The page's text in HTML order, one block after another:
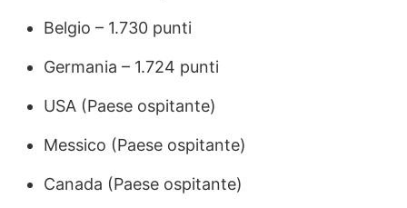
Belgio – 1.730 punti
Germania – 1.724 punti
USA (Paese ospitante)
Messico (Paese ospitante)
Canada (Paese ospitante)